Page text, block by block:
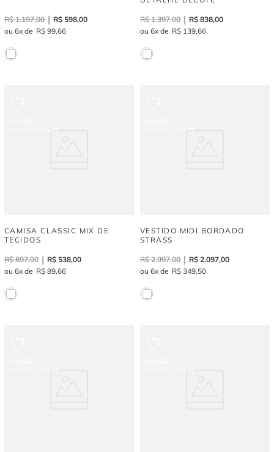
R$ 1.197,00 R$ 598,00
6
R$ 99,66
R$ 1.397,00 R$ 838,00
6
R$ 139,66
CAMISA CLASSIC MIX DE
TECIDOS
R$ 897,00 R$ 538,00
6
R$ 89,66
VESTIDO MIDI BORDADO
STRASS
R$ 2.997,00 R$ 2.097,00
6
R$ 349,50